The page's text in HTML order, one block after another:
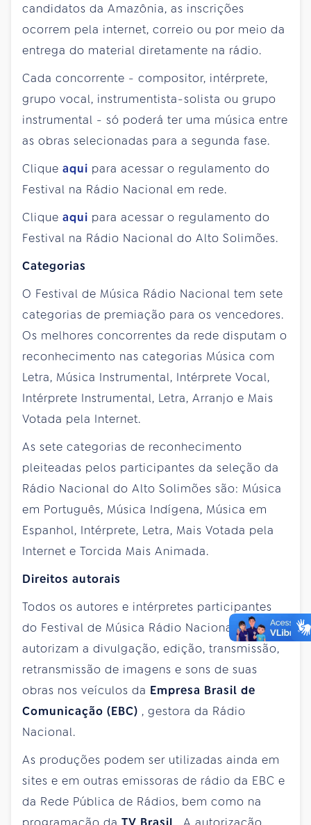
candidatos da Amazônia, as inscrições
ocorrem pela internet, correio ou por meio da
entrega do material diretamente na rádio.
Cada concorrente - compositor, intérprete,
grupo vocal, instrumentista-solista ou grupo
instrumental - só poderá ter uma música entre
as obras selecionadas para a segunda fase.
Clique aqui para acessar o regulamento do
Festival na Rádio Nacional em rede.
Clique aqui para acessar o regulamento do
Festival na Rádio Nacional do Alto Solimões.
Categorias
O Festival de Música Rádio Nacional tem sete
categorias de premiação para os vencedores.
Os melhores concorrentes da rede disputam o
reconhecimento nas categorias Música com
Letra, Música Instrumental, Intérprete Vocal,
Intérprete Instrumental, Letra, Arranjo e Mais
Votada pela Internet.
As sete categorias de reconhecimento
pleiteadas pelos participantes da seleção da
Rádio Nacional do Alto Solimões são: Música
em Português, Música Indígena, Música em
Espanhol, Intérprete, Letra, Mais Votada pela
Internet e Torcida Mais Animada.
Direitos autorais
Todos os autores e intérpretes participantes
do Festival de Música Rádio Nacional
autorizam a divulgação, edição, transmissão,
retransmissão de imagens e sons de suas
obras nos veículos da Empresa Brasil de
Comunicação (EBC) , gestora da Rádio
Nacional.
As produções podem ser utilizadas ainda em
sites e em outras emissoras de rádio da EBC e
da Rede Pública de Rádios, bem como na